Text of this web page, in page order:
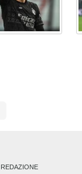
REDAZIONE